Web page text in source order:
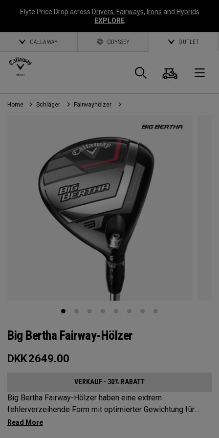
Elyte Price Drop across Drivers, Fairways, Irons and Hybrids
EXPLORE
CALLAWAY ODYSSEY OUTLET
Suche
Home Schläger Fairwayhölzer
Big Bertha Fairway-Hölzer
DKK2649.00
VERKAUF - 30% RABATT
Big Bertha Fairway-Hölzer haben eine extrem
fehlerverzeihende Form mit optimierter Gewichtung für
Spieler, die ihre Slices reduzieren und denen bei einer